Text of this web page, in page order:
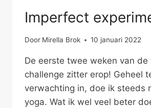
Imperfect
Door Mirella Brok 10 januari 2022
De eerste twee weken van de
challenge zitter erop! Geheel
verwachting in, doe ik steeds
yoga. Wat ik wel veel beter